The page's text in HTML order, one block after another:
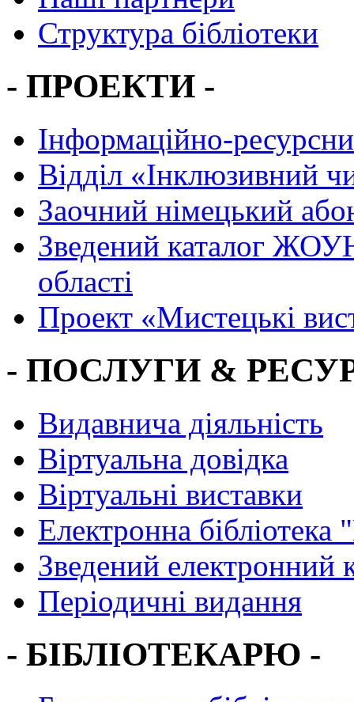
Структура бібліотеки
- ПРОЕКТИ -
Інформаційно-
Вiддiл «Інклюзивний
Заочний німецький
Зведений каталог
області
Проект «Мистецькі
- ПОСЛУГИ &
Видавнича діяльність
Віртуальна довідка
Віртуальні виставки
Електронна
Зведений електронний
Періодичні видання
- БІБЛІОТЕКАРЮ -